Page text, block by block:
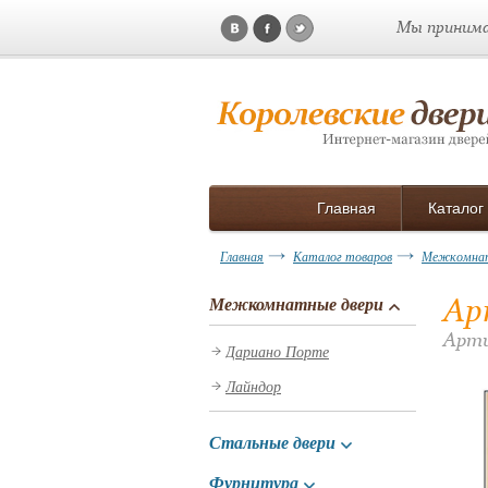
Мы
Главная
Главная Каталог товаров
Межкомнатные двери
Дариано Порте
Лайндор
Стальные двери
Фурнитура